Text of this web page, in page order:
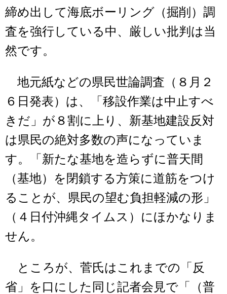
締め出して海底ボーリング（掘削）調
査を強行している中、厳しい批判は当
然です。
地元紙などの県民世論調査（８月２
６日発表）は、「移設作業は中止すべ
きだ」が８割に上り、新基地建設反対
は県民の絶対多数の声になっていま
す。「新たな基地を造らずに普天間
（基地）を閉鎖する方策に道筋をつけ
ることが、県民の望む負担軽減の形」
（４日付沖縄タイムス）にほかなりま
せん。
ところが、菅氏はこれまでの「反
省」を口にした同じ記者会見で「（普